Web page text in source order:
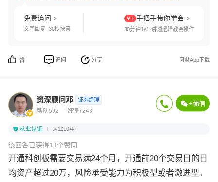
免费追问
文字回复· 30秒快答
￥1 手把手带你学会
30分钟1v1·讲透逻辑教会操作
赞 追问 分享 问财App下载
资深顾问邓 证券经理
帮助592 好评7243
从业认证 从业10年+
该回答已获得18个赞同
开通科创板需要交易满24个月，开通前20个交易日的日
均资产超过20万，风险承受能力为积极型或者激进型。